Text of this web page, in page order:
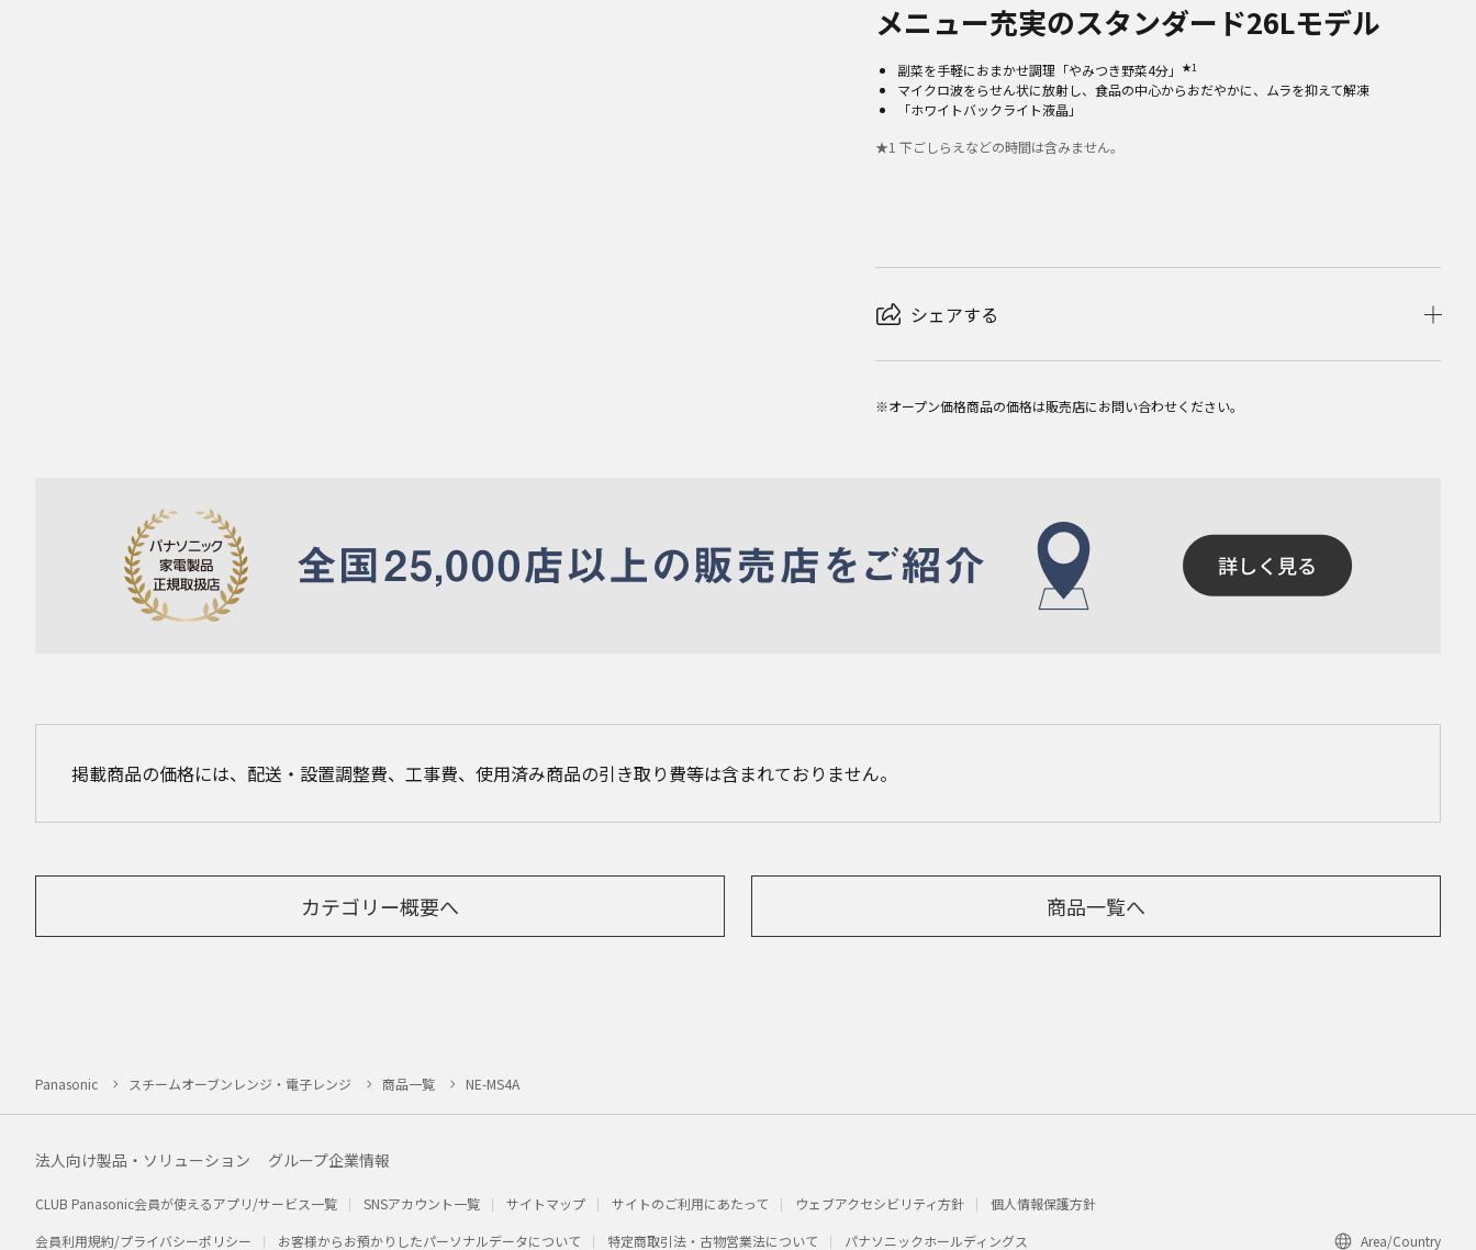
メニュー充実のスタンダード26Lモデル
副菜を手軽におまかせ調理「やみつき野菜4分」★1
マイクロ波をらせん状に放射し、食品の中心からおだやかに、ムラを抑えて解凍
「ホワイトバックライト液晶」
★1 下ごしらえなどの時間は含みません。
シェアする
※オープン価格商品の価格は販売店にお問い合わせください。
掲載商品の価格には、配送・設置調整費、工事費、使用済み商品の引き取り費等は含まれておりません。
カテゴリー概要へ 商品一覧へ
Panasonic スチームオーブンレンジ・電子レンジ 商品一覧 NE-MS4A
法人向け製品・ソリューション グループ企業情報
CLUB Panasonic会員が使えるアプリ/サービス一覧 SNSアカウント一覧 サイトマップ サイトのご利用にあたって ウェブアクセシビリティ方針
個人情報保護方針
会員利用規約/プライバシーポリシー
お客様からお預かりしたパーソナルデータについて 特定商取引法・古物営業法について パナソニックホールディングス Area/Country